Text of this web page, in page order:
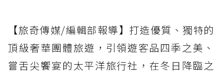
【旅奇傳媒/編輯部報導】打造優質、獨特的
頂級奢華團體旅遊，引領遊客品四季之美、
嘗舌尖饗宴的太平洋旅行社，在冬日降臨之